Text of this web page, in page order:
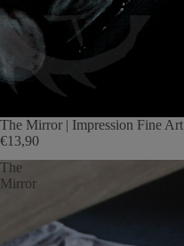
The Mirror | Impression Fine Art
€13,90
The
Mirror